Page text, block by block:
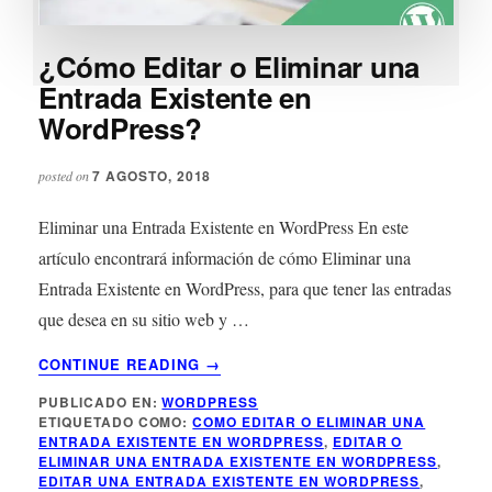
¿Cómo Editar o Eliminar una
Entrada Existente en
WordPress?
posted on7 AGOSTO, 2018
Eliminar una Entrada Existente en WordPress En este
artículo encontrará información de cómo Eliminar una
Entrada Existente en WordPress, para que tener las entradas
que desea en su sitio web y …
CONTINUE READING
ACERCA
DE
¿CÓMO
EDITAR
O
ELIMINAR
→
PUBLICADO EN:WORDPRESS
ETIQUETADO COMO:COMO EDITAR O ELIMINAR UNA
ENTRADA EXISTENTE EN WORDPRESS, EDITAR O
ELIMINAR UNA ENTRADA EXISTENTE EN WORDPRESS,
EDITAR UNA ENTRADA EXISTENTE EN WORDPRESS,